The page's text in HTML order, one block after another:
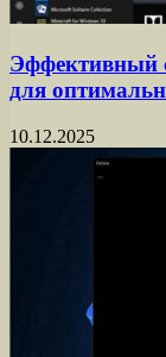
Эффективный
для
10.12.2025